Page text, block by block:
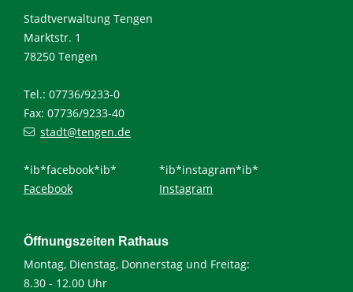
Stadtverwaltung Tengen
Marktstr. 1
78250 Tengen
Tel.: 07736/9233-0
Fax: 07736/9233-40
stadt@tengen.de
*ib*facebook*ib*
Facebook
*ib*instagram*ib*
Instagram
Öffnungszeiten Rathaus
Montag, Dienstag, Donnerstag und Freitag:
8.30 - 12.00 Uhr